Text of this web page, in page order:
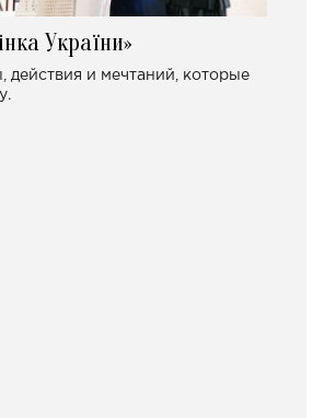
України»
действия и мечтаний, которые